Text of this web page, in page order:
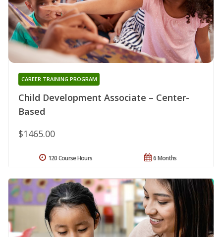
Child Development Associate – Center-
Based
CAREER TRAINING PROGRAM
$1465.00
6 Months
120 Course Hours